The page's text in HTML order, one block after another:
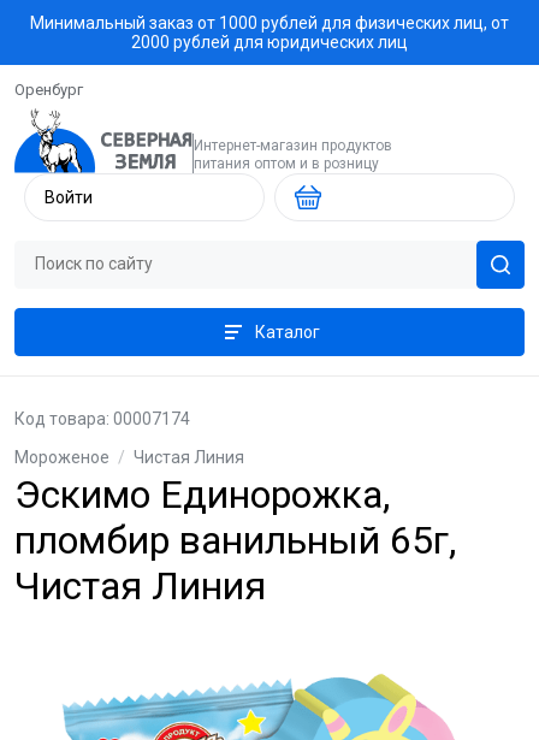
Минимальный заказ от 1000 рублей для физических лиц, от
2000 рублей для юридических лиц
Оренбург
Интернет-магазин продуктов
питания оптом и в розницу
Войти
Каталог
Мороженое / Чистая Линия
Эскимо Единорожка,
пломбир ванильный 65г,
Чистая Линия
Код товара: 00007174